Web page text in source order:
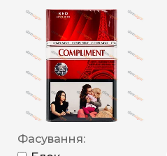
Фасування: